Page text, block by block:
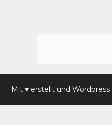
Mit ♥ erstellt und Wordpress